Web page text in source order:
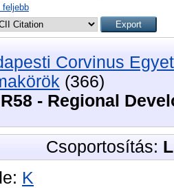
feljebb
Corvinus
(366)
R58 - Regional
Csoportosítás:
K